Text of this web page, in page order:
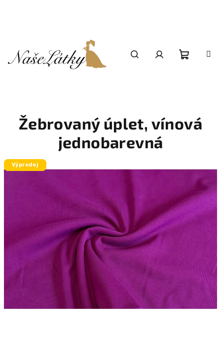
Žebrovaný úplet, vínová
jednobarevná
Výprodej